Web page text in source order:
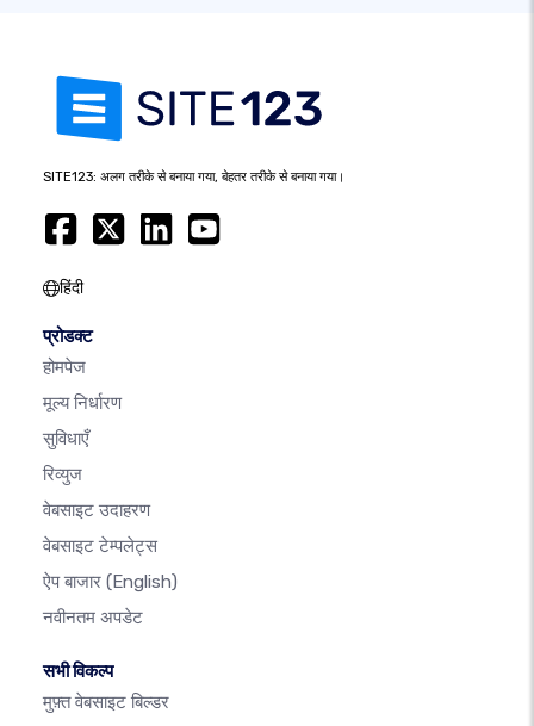
SITE123: अलग तरीके से बनाया गया, बेहतर तरीके से बनाया गया।
हिंदी
प्रोडक्ट
होमपेज
मूल्य निर्धारण
सुविधाएँ
रिव्युज
वेबसाइट उदाहरण
वेबसाइट टेम्पलेट्स
ऐप बाजार (English)
नवीनतम अपडेट
सभी विकल्प
मुफ़्त वेबसाइट बिल्डर